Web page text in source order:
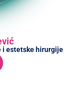
i estetske hirurgije